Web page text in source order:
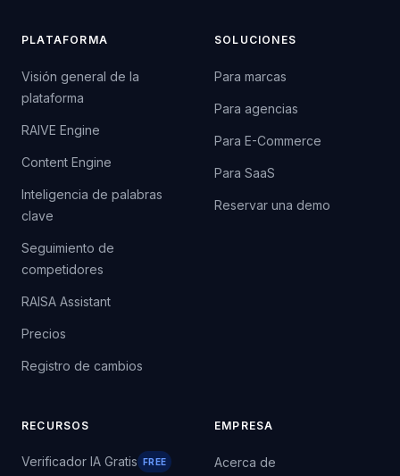
PLATAFORMA
Visión general de la
plataforma
RAIVE Engine
Content Engine
Inteligencia de palabras
clave
Seguimiento de
competidores
RAISA Assistant
Precios
Registro de cambios
SOLUCIONES
Para marcas
Para agencias
Para E-Commerce
Para SaaS
Reservar una demo
RECURSOS
Verificador IA Gratis FREE
EMPRESA
Acerca de